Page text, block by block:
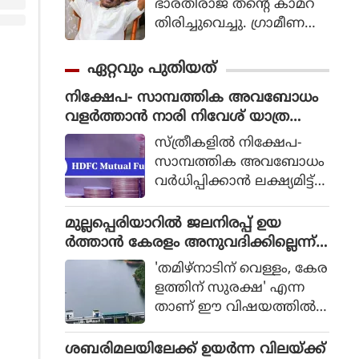
ഭാരതിരാജ തന്റെ കാമറ
തിരിച്ചുവെച്ചു. ഗ്രാമീണ
യായ തലത്തില്‍ ആ
വിഷ്‌കരിച്ചുകൊണ്ടാണ്
ഭാരതിരാജ വിപ്ലവം
തീര്‍ത്തത്.
ഏറ്റവും പുതിയത്
നിക്ഷേപ- സാമ്പത്തിക അവബോധം
വളർത്താൻ നാരി നിവേശ് യാത്ര
സംഘടിപ്പിച്ചു സ്ത്രീകളിൽ നിക്ഷേപ-
സാമ്പത്തിക അവബോധം
വർധിപ്പിക്കാൻ ലക്ഷ്യമിട്ട്
ഫണ്ട് നടത്തിയ നാരി
നിവേശ് യാത്രയുടെ
തൃശ്ശൂരിലെ പര്യടനം സ
മാപിച്ചു. ജൂൺ 26-ന്
ചെന്നൈയിൽ നിന്നും ആ
രംഭിച്ച ഈ രാജ്യവ്യാപക
നിക്ഷേപക വിദ്യാഭ്യാസ-അ
വബോധ പരിപാടിയുടെ
മുല്ലപ്പെരിയാറില്‍ ജലനിരപ്പ് ഉയ
ര്‍ത്താന്‍ കേരളം അനുവദിക്കില്ലെന്ന്
മന്ത്രി മോന്‍സ് ജോസഫ്'തമിഴ്നാടിന് വെള്ളം, കേര
ളത്തിന് സുരക്ഷ' എന്ന
താണ് ഈ വിഷയത്തില്‍
കൃത്യമായ നിലപാടെന്നും
ശബരിമലയിലേക്ക് ഉയര്‍ന്ന വിലയ്ക്ക്